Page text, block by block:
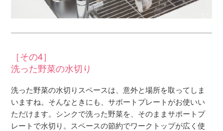
［その4］
洗った野菜の水切り
洗った野菜の水切りスペースは、意外と場所を取ってしま
いますね。そんなときにも、サポートプレートがお使いい
ただけます。シンクで洗った野菜を、そのままサポートプ
レートで水切り。スペースの節約でワークトップが広く使